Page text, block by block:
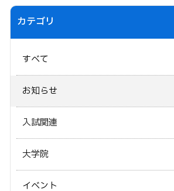
カテゴリ
すべて
お知らせ
入試関連
大学院
イベント